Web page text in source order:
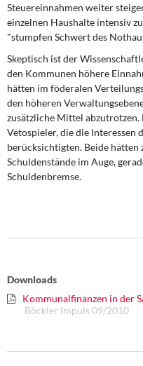
Steuereinnahmen weiter
einzelnen Haushalte intensiv
"stumpfen Schwert des
Skeptisch ist der
den Kommunen höhere
hätten im föderalen
den höheren
zusätzliche Mittel abzutrotzen.
Vetospieler, die die Interessen
berücksichtigten. Beide hätten
Schuldenstände im Auge,
Schuldenbremse.
Downloads
Kommunalfinanzen in der
Böckler Impuls 09/2010